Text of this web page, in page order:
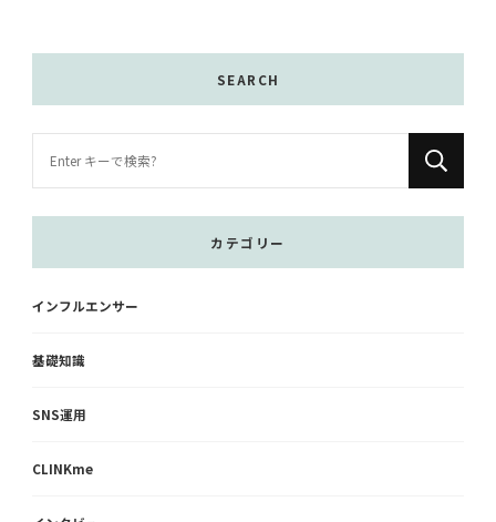
SEARCH
で
?
カテゴリー
インフルエンサー
基礎知識
SNS運用
CLINKme